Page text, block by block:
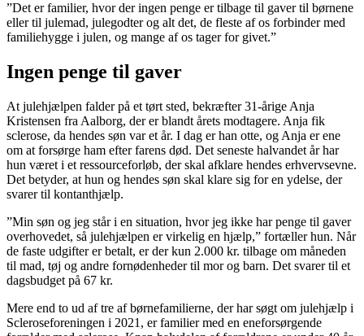
”Det er familier, hvor der ingen penge er tilbage til gaver til børnene
eller til julemad, julegodter og alt det, de fleste af os forbinder med
familiehygge i julen, og mange af os tager for givet.”
Ingen penge til gaver
At julehjælpen falder på et tørt sted, bekræfter 31-årige Anja
Kristensen fra Aalborg, der er blandt årets modtagere. Anja fik
sclerose, da hendes søn var et år. I dag er han otte, og Anja er ene
om at forsørge ham efter farens død. Det seneste halvandet år har
hun været i et ressourceforløb, der skal afklare hendes erhvervsevne.
Det betyder, at hun og hendes søn skal klare sig for en ydelse, der
svarer til kontanthjælp.
”Min søn og jeg står i en situation, hvor jeg ikke har penge til gaver
overhovedet, så julehjælpen er virkelig en hjælp,” fortæller hun. Når
de faste udgifter er betalt, er der kun 2.000 kr. tilbage om måneden
til mad, tøj og andre fornødenheder til mor og barn. Det svarer til et
dagsbudget på 67 kr.
Mere end to ud af tre af børnefamilierne, der har søgt om julehjælp i
Scleroseforeningen i 2021, er familier med en eneforsørgende